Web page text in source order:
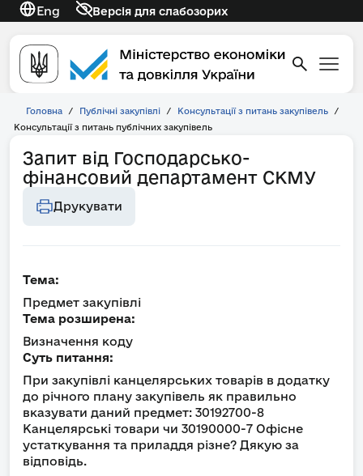
Eng Версія для слабозорих
Головна / Публічні закупівлі / Консультації з питань закупівель
/
Консультації з питань публічних закупівель
Запит від Господарсько-
фінансовий департамент СКМУ
Друкувати
Тема:
Предмет закупівлі
Тема розширена:
Визначення коду
Суть питання:
При закупівлі канцелярських товарів в додатку
до річного плану закупівель як правильно
вказувати даний предмет: 30192700-8
Канцелярські товари чи 30190000-7 Офісне
устаткування та приладдя різне? Дякую за
відповідь.